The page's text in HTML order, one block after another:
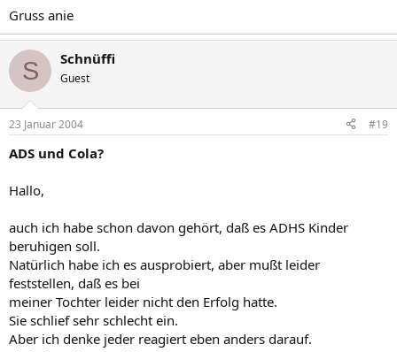
Gruss anie
S Schnüffi
Guest
23 Januar 2004 #19
ADS und Cola?
Hallo,
auch ich habe schon davon gehört, daß es ADHS Kinder
beruhigen soll.
Natürlich habe ich es ausprobiert, aber mußt leider
feststellen, daß es bei
meiner Tochter leider nicht den Erfolg hatte.
Sie schlief sehr schlecht ein.
Aber ich denke jeder reagiert eben anders darauf.